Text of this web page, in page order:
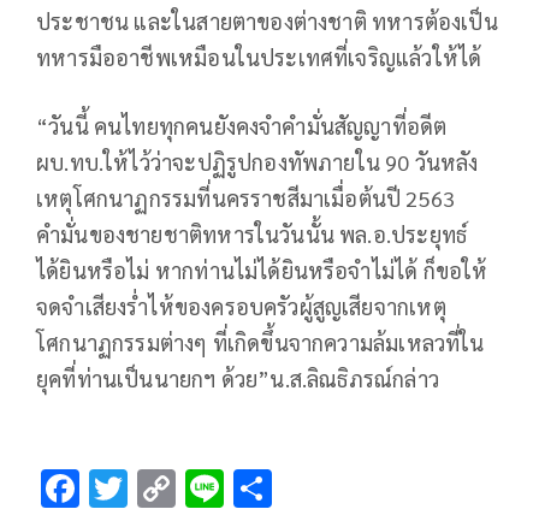
ประชาชน และในสายตาของต่างชาติ ทหารต้องเป็น
ทหารมืออาชีพเหมือนในประเทศที่เจริญแล้วให้ได้
“วันนี้ คนไทยทุกคนยังคงจำคำมั่นสัญญาที่อดีต
ผบ.ทบ.ให้ไว้ว่าจะปฏิรูปกองทัพภายใน 90 วันหลัง
เหตุโศกนาฏกรรมที่นครราชสีมาเมื่อต้นปี 2563
คำมั่นของชายชาติทหารในวันนั้น พล.อ.ประยุทธ์
ได้ยินหรือไม่ หากท่านไม่ได้ยินหรือจำไม่ได้ ก็ขอให้
จดจำเสียงร่ำไห้ของครอบครัวผู้สูญเสียจากเหตุ
โศกนาฏกรรมต่างๆ ที่เกิดขึ้นจากความล้มเหลวที่ใน
ยุคที่ท่านเป็นนายกฯ ด้วย”น.ส.ลิณธิภรณ์กล่าว
F T C Li